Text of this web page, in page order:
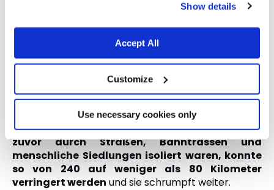
Show details
Accept All
Customize
Use necessary cookies only
nutzen Grizzlys, Wölfe, Elche und Karibus bereits
der ambitioniertesten Vernetzungsprojekte der
Welt: dieYellowstone to Yukon Conservation
(Y2Y). Dank dieser Initiative gibt es in der
Region heute 204 Wildtierpassagen, wo vor zwanzig
Jahren noch keine einzige existierte; zudem wurden
die Schutzgebiete um 80% ausgeweitet
Distanz zwischen Grizzly-Populationen, die
zuvor durch Straßen, Bahntrassen und
menschliche Siedlungen isoliert waren, konnte
so von 240 auf weniger als 80 Kilometer
verringert werden und sie schrumpft weiter.